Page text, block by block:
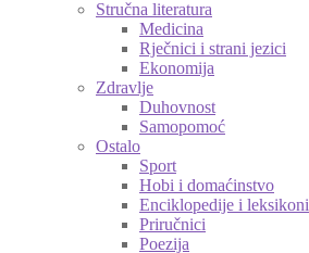
Stručna literatura
Medicina
Rječnici i strani jezici
Ekonomija
Zdravlje
Duhovnost
Samopomoć
Ostalo
Sport
Hobi i domaćinstvo
Enciklopedije i leksikoni
Priručnici
Poezija